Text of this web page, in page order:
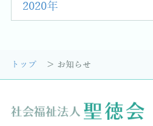
2020年
トップ お知らせ